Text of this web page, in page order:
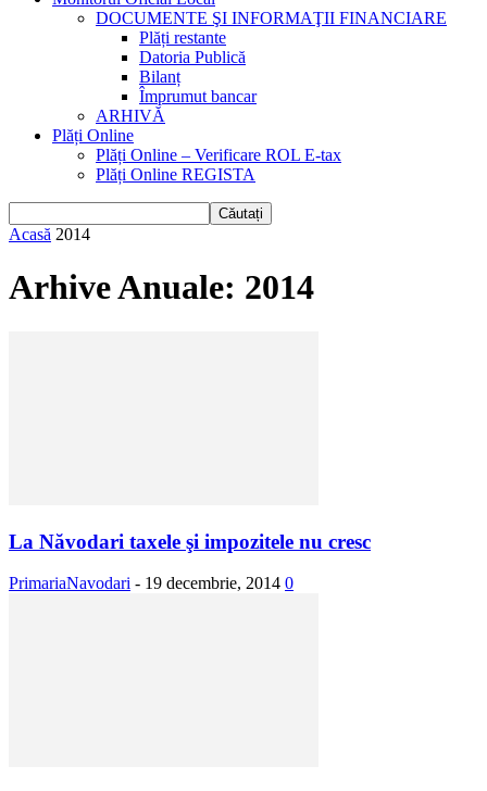
DOCUMENTE ŞI INFORMAŢII FINANCIARE
Plăți restante
Datoria Publică
Bilanț
Împrumut bancar
ARHIVĂ
Plăți Online
Plăți Online – Verificare ROL E-tax
Plăți Online REGISTA
Acasă 2014
Arhive Anuale: 2014
La Năvodari taxele şi impozitele nu cresc
PrimariaNavodari - 19 decembrie, 2014 0